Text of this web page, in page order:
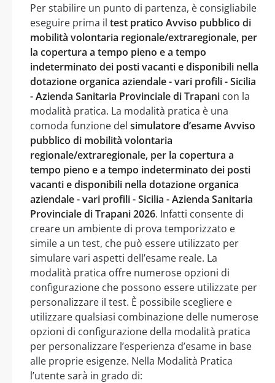
Per stabilire un punto di partenza, è consigliabile
eseguire prima il test pratico Avviso pubblico di
mobilità volontaria regionale/extraregionale, per
la copertura a tempo pieno e a tempo
indeterminato dei posti vacanti e disponibili nella
dotazione organica aziendale - vari profili - Sicilia
- Azienda Sanitaria Provinciale di Trapani con la
modalità pratica. La modalità pratica è una
comoda funzione del simulatore d’esame Avviso
pubblico di mobilità volontaria
regionale/extraregionale, per la copertura a
tempo pieno e a tempo indeterminato dei posti
vacanti e disponibili nella dotazione organica
aziendale - vari profili - Sicilia - Azienda Sanitaria
Provinciale di Trapani 2026. Infatti consente di
creare un ambiente di prova temporizzato e
simile a un test, che può essere utilizzato per
simulare vari aspetti dell’esame reale. La
modalità pratica offre numerose opzioni di
configurazione che possono essere utilizzate per
personalizzare il test. È possibile scegliere e
utilizzare qualsiasi combinazione delle numerose
opzioni di configurazione della modalità pratica
per personalizzare l’esperienza d’esame in base
alle proprie esigenze. Nella Modalità Pratica
l’utente sarà in grado di: